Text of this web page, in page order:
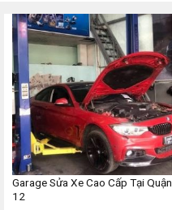
Garage Sửa Xe Cao Cấp Tại Quận
12